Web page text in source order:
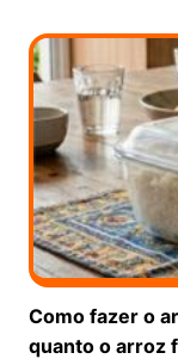
Como fazer o
quanto o arroz